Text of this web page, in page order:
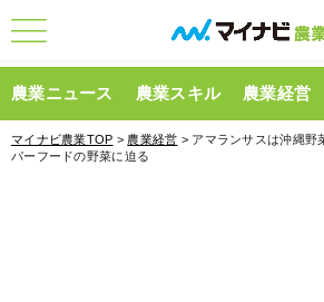
農業ニュース 農業スキル 農業経営
マイナビ農業TOP > 農業経営 > アマランサスは沖縄
パーフードの野菜に迫る